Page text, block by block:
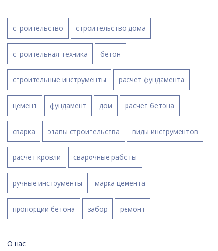
строительство строительство дома
строительная техника бетон
строительные инструменты расчет фундамента
цемент фундамент дом расчет бетона
сварка этапы строительства виды инструментов
расчет кровли сварочные работы
ручные инструменты марка цемента
пропорции бетона забор ремонт
О нас